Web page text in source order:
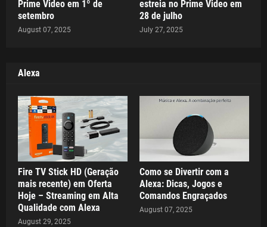
Prime Video em 1º de
setembro
August 07, 2025
estreia no Prime Video em
28 de julho
July 27, 2025
Alexa
Fire TV Stick HD (Geração
mais recente) em Oferta
Hoje – Streaming em Alta
Qualidade com Alexa
August 29, 2025
Como se Divertir com a
Alexa: Dicas, Jogos e
Comandos Engraçados
August 07, 2025